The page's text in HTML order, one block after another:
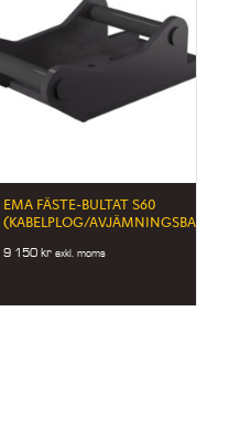
EMA FÄSTE-BULTAT S60
(KABELPLOG/AVJÄMNINGSBALK)
9 150 kr exkl. moms